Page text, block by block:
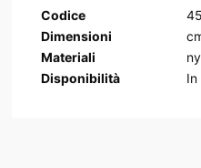
Codice
Dimensioni
Materiali
Disponibilità
In